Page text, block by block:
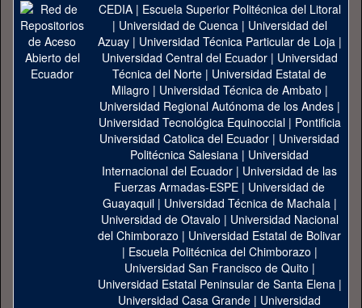
CEDIA| Escuela Superior Politécnica del Litoral
| Universidad de Cuenca| Universidad del
Azuay| Universidad Técnica Particular de Loja|
Universidad Central del Ecuador| Universidad
Técnica del Norte | Universidad Estatal de
Milagro | Universidad Técnica de Ambato |
Universidad Regional Autónoma de los Andes|
Universidad Tecnológica Equinoccial| Pontificia
Universidad Catolica del Ecuador | Universidad
Politécnica Salesiana | Universidad
Internacional del Ecuador | Universidad de las
Fuerzas Armadas-ESPE | Universidad de
Guayaquil| Universidad Técnica de Machala|
Universidad de Otavalo | Universidad Nacional
del Chimborazo | Universidad Estatal de Bolivar
| Escuela Politécnica del Chimborazo |
Universidad San Francisco de Quito |
Universidad Estatal Peninsular de Santa Elena|
Universidad Casa Grande | Universidad